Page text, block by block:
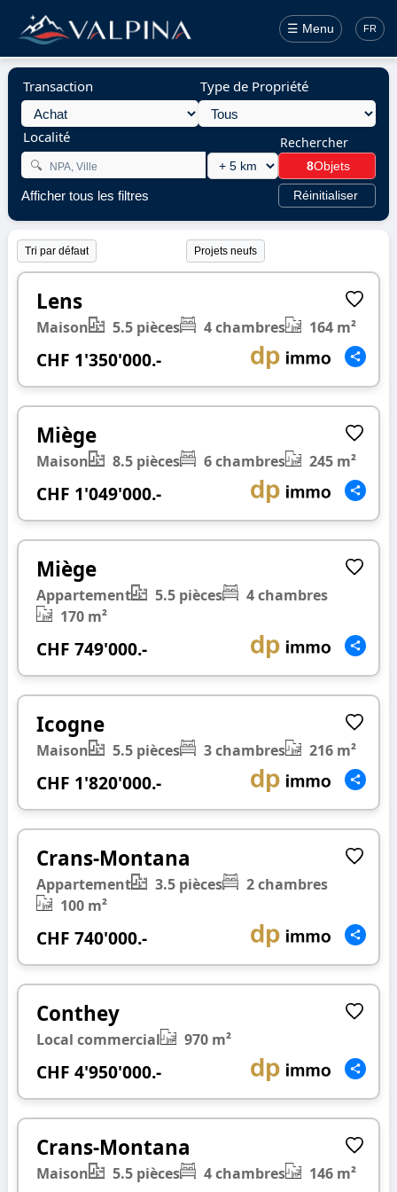
☰ Menu FR
Transaction Type de Propriété
Localité
🔍
Rechercher
8Objets
Afficher tous les filtres Réinitialiser
Projets neufs
1/34
Lens
Maison 5.5 pièces 4 chambres 164 m²
CHF 1'350'000.-
Miège
Maison 8.5 pièces 6 chambres 245 m²
CHF 1'049'000.-
Miège
Appartement 5.5 pièces
4 chambres
170 m²
CHF 749'000.-
Icogne
Maison 5.5 pièces 3 chambres 216 m²
CHF 1'820'000.-
Crans-Montana
Appartement 3.5 pièces
2 chambres
100 m²
CHF 740'000.-
Conthey
Local commercial 970 m²
CHF 4'950'000.-
Crans-Montana
Maison 5.5 pièces 4 chambres 146 m²